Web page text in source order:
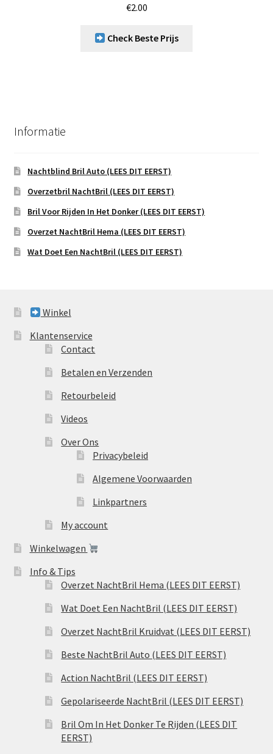
€2.00
Check Beste Prijs
Informatie
Nachtblind Bril Auto (LEES DIT EERST)
Overzetbril NachtBril (LEES DIT EERST)
Bril Voor Rijden In Het Donker (LEES DIT EERST)
Overzet NachtBril Hema (LEES DIT EERST)
Wat Doet Een NachtBril (LEES DIT EERST)
Winkel
Klantenservice
Contact
Betalen en Verzenden
Retourbeleid
Videos
Over Ons
Privacybeleid
Algemene Voorwaarden
Linkpartners
My account
Winkelwagen
Info & Tips
Overzet NachtBril Hema (LEES DIT EERST)
Wat Doet Een NachtBril (LEES DIT EERST)
Overzet NachtBril Kruidvat (LEES DIT EERST)
Beste NachtBril Auto (LEES DIT EERST)
Action NachtBril (LEES DIT EERST)
Gepolariseerde NachtBril (LEES DIT EERST)
Bril Om In Het Donker Te Rijden (LEES DIT
EERST)